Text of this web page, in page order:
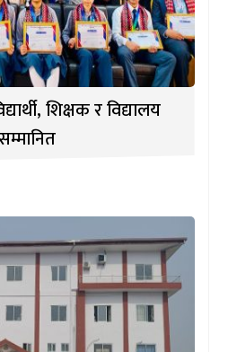
शिक्षक र विद्यालय